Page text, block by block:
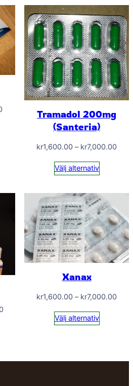
Prisintervall:
kr1,700.00
kr7,000.00
Tramadol 200mg
(Santeria)
kr1,600.00 – kr7,000.00
Välj alternativ
Prisintervall:
Xanax
kr1,600.00 – kr7,000.00
Välj alternativ